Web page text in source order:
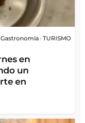
Gastronomía • TURISMO
en
un
en